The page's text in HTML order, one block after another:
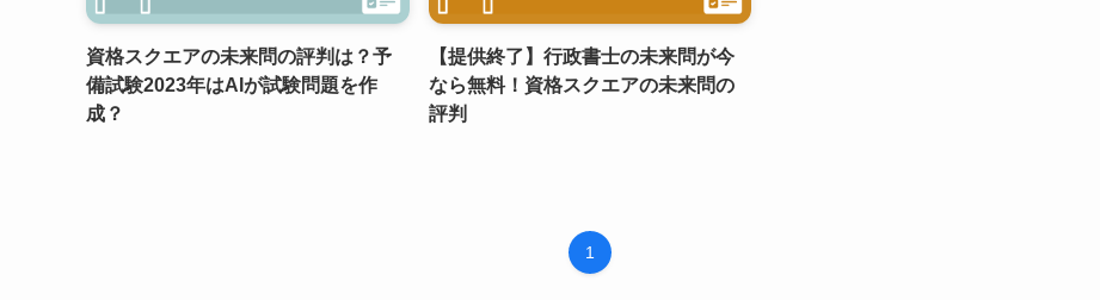
資格スクエアの未来問の評判は？予
備試験2023年はAIが試験問題を作
成？
【提供終了】行政書士の未来問が今
なら無料！資格スクエアの未来問の
評判
1